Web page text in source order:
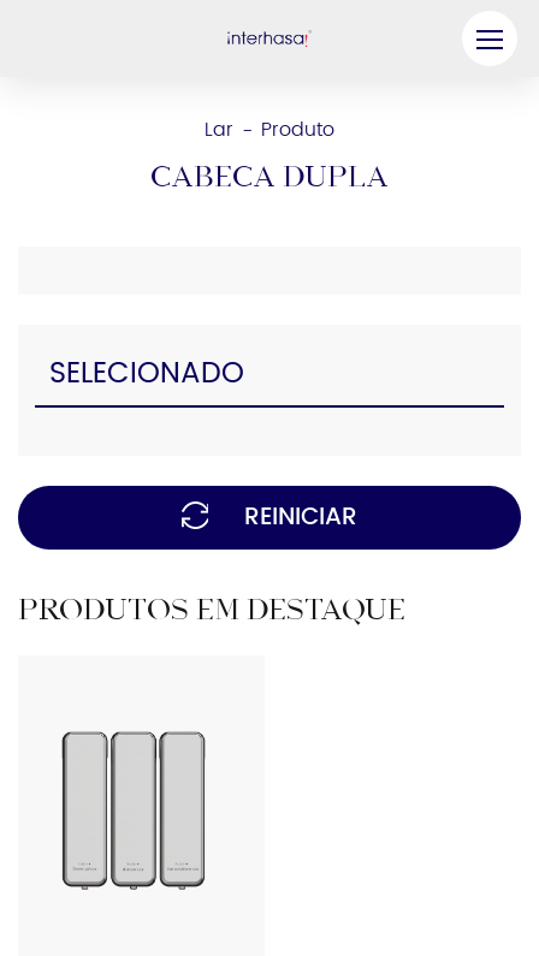
Lar - Produto
Cabeça dupla
SELECIONADO
REINICIAR
PRODUTOS EM DESTAQUE
Contate-nos